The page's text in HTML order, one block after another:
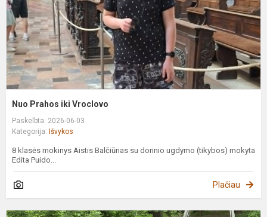
Nuo Prahos iki Vroclovo
Paskelbta: 2026-06-03
Kategorija: Išvykos
8 klasės mokinys Aistis Balčiūnas su dorinio ugdymo (tikybos) mokyta
Edita Puido...
Plačiau